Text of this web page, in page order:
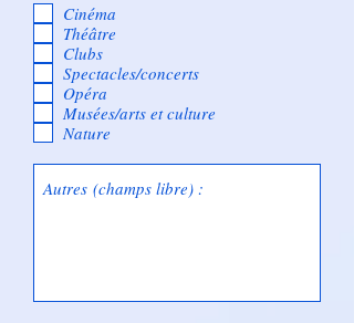
Cinéma
Théâtre
Clubs
Spectacles/concerts
Opéra
Musées/arts et culture
Nature